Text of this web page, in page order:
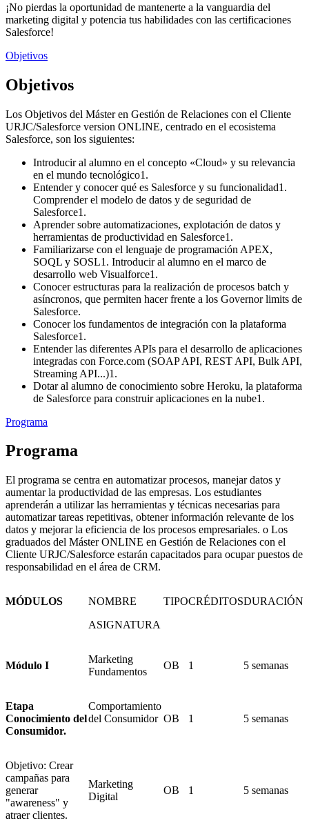
¡No pierdas la oportunidad de mantenerte a la vanguardia del
marketing digital y potencia tus habilidades con las certificaciones
Salesforce!
Objetivos
Objetivos
Los Objetivos del Máster en Gestión de Relaciones con el Cliente
URJC/Salesforce version ONLINE, centrado en el ecosistema
Salesforce, son los siguientes:
Introducir al alumno en el concepto «Cloud» y su relevancia
en el mundo tecnológico1.
Entender y conocer qué es Salesforce y su funcionalidad1.
Comprender el modelo de datos y de seguridad de
Salesforce1.
Aprender sobre automatizaciones, explotación de datos y
herramientas de productividad en Salesforce1.
Familiarizarse con el lenguaje de programación APEX,
SOQL y SOSL1. Introducir al alumno en el marco de
desarrollo web Visualforce1.
Conocer estructuras para la realización de procesos batch y
asíncronos, que permiten hacer frente a los Governor limits de
Salesforce.
Conocer los fundamentos de integración con la plataforma
Salesforce1.
Entender las diferentes APIs para el desarrollo de aplicaciones
integradas con Force.com (SOAP API, REST API, Bulk API,
Streaming API...)1.
Dotar al alumno de conocimiento sobre Heroku, la plataforma
de Salesforce para construir aplicaciones en la nube1.
Programa
Programa
El programa se centra en automatizar procesos, manejar datos y
aumentar la productividad de las empresas. Los estudiantes
aprenderán a utilizar las herramientas y técnicas necesarias para
automatizar tareas repetitivas, obtener información relevante de los
datos y mejorar la eficiencia de los procesos empresariales. o Los
graduados del Máster ONLINE en Gestión de Relaciones con el
Cliente URJC/Salesforce estarán capacitados para ocupar puestos de
responsabilidad en el área de CRM.
MÓDULOS
NOMBRE
ASIGNATURA
TIPOCRÉDITOSDURACIÓN
Módulo I
Marketing
Fundamentos
OB 1 5 semanas
Etapa
Conocimiento del
Consumidor.
Comportamiento
del Consumidor OB 1 5 semanas
Objetivo: Crear
campañas para
generar
"awareness" y
atraer clientes.
Marketing
Digital
OB 1 5 semanas